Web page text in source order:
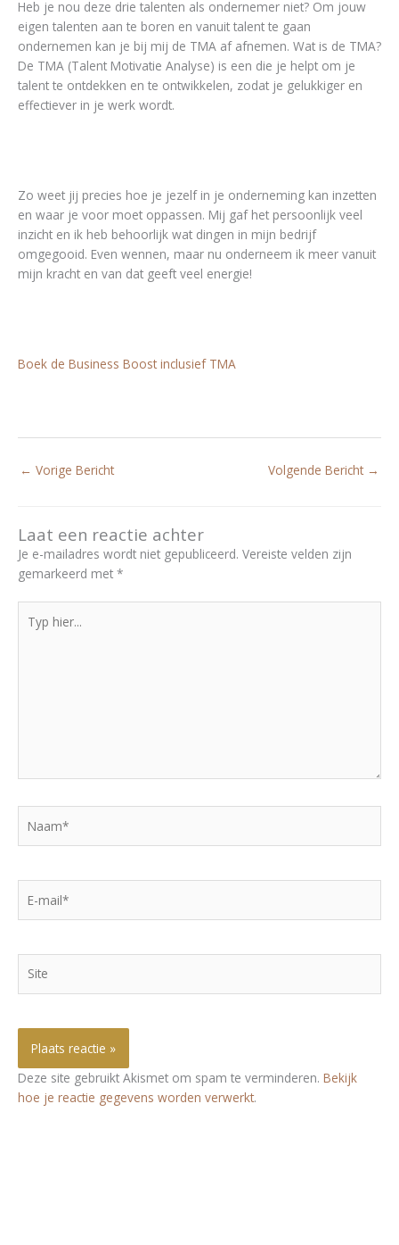
Heb je nou deze drie talenten als ondernemer niet? Om jouw
eigen talenten aan te boren en vanuit talent te gaan
ondernemen kan je bij mij de TMA af afnemen. Wat is de TMA?
De TMA (Talent Motivatie Analyse) is een die je helpt om je
talent te ontdekken en te ontwikkelen, zodat je gelukkiger en
effectiever in je werk wordt.
Zo weet jij precies hoe je jezelf in je onderneming kan inzetten
en waar je voor moet oppassen. Mij gaf het persoonlijk veel
inzicht en ik heb behoorlijk wat dingen in mijn bedrijf
omgegooid. Even wennen, maar nu onderneem ik meer vanuit
mijn kracht en van dat geeft veel energie!
Boek de Business Boost inclusief TMA
← Vorige Bericht Volgende Bericht →
Laat een reactie achter
Je e-mailadres wordt niet gepubliceerd. Vereiste velden zijn
gemarkeerd met *
hier...
mail*
Deze site gebruikt Akismet om spam te verminderen. Bekijk
hoe je reactie gegevens worden verwerkt.